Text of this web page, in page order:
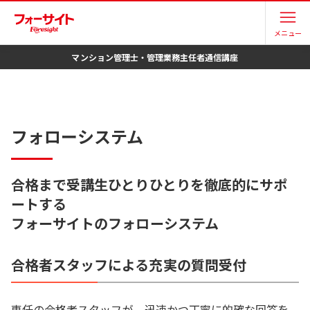
メニュー
マンション管理士・管理業務主任者通信講座
フォローシステム
合格まで受講生ひとりひとりを徹底的にサポ
ートする
フォーサイトのフォローシステム
合格者スタッフによる充実の質問受付